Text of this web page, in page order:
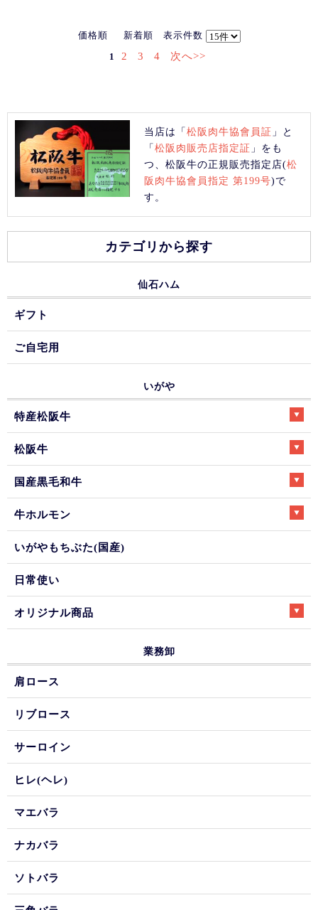
価格順 新着順 表示件数
1 2 3 4 次へ>>
当店は「松阪肉牛協會員証 」と
「松阪肉販売店指定証 」をも
つ、松阪牛の正規販売指定店(松
阪肉牛協會員指定 第199号)で
す。
カテゴリから探す
仙石ハム
ギフト
ご自宅用
いがや
特産松阪牛
松阪牛
国産黒毛和牛
牛ホルモン
いがやもちぶた(国産)
日常使い
オリジナル商品
業務卸
肩ロース
リブロース
サーロイン
ヒレ(ヘレ)
マエバラ
ナカバラ
ソトバラ